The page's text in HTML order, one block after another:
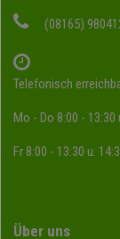
(08165)
Telefonisch
Mo - Do 8:00 - 13:30
Fr 8:00 - 13:30 u.
Über uns